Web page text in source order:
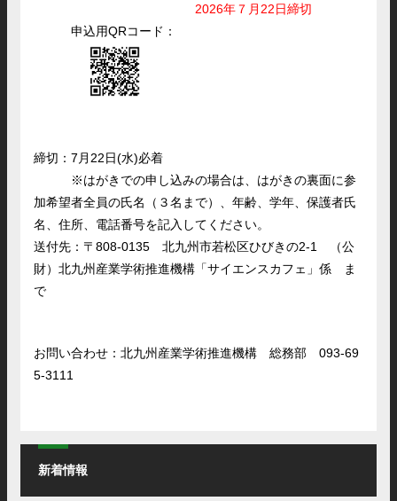
2026年７月22日締切
申込用QRコード：
締切：7月22日(水)必着
※はがきでの申し込みの場合は、はがきの裏面に参
加希望者全員の氏名（３名まで）、年齢、学年、保護者氏
名、住所、電話番号を記入してください。
送付先：〒808-0135 北九州市若松区ひびきの2-1 （公
財）北九州産業学術推進機構「サイエンスカフェ」係 ま
で
お問い合わせ：北九州産業学術推進機構 総務部 093-69
5-3111
新着情報